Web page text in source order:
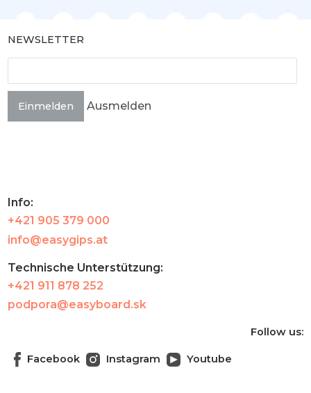
NEWSLETTER
Einmelden Ausmelden
Info:
+421 905 379 000
info@easygips.at
Technische Unterstützung:
+421 911 878 252
podpora@easyboard.sk
Follow us:
Facebook Instagram Youtube